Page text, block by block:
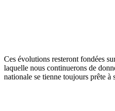
Ces évolutions resteront fondées
laquelle nous continuerons de
nationale se tienne toujours prête à